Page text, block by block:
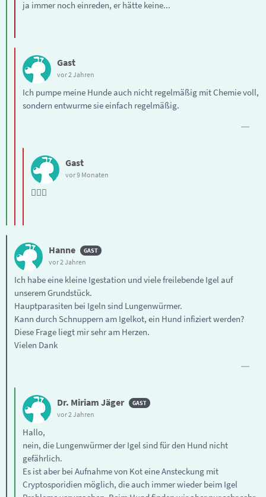
ja immer noch einreden, er hätte keine...
Gast
vor 2 Jahren
Ich pumpe meine Hunde auch nicht regelmäßig mit Chemie voll,
sondern entwurme sie einfach regelmäßig.
Gast
vor 9 Monaten
👍🏼😄
Hanne
vor 2 Jahren
Ich habe eine kleine Igestation und viele freilebende Igel auf
unserem Grundstück.
Hauptparasiten bei Igeln sind Lungenwürmer.
Kann durch Schnuppern am Igelkot, ein Hund infiziert werden?
Diese Frage liegt mir sehr am Herzen.
Vielen Dank
Dr. Miriam Jäger
vor 2 Jahren
Hallo,
nein, die Lungenwürmer der Igel sind für den Hund nicht
gefährlich.
Es ist aber bei Aufnahme von Kot eine Ansteckung mit
Cryptosporidien möglich, die auch immer wieder beim Igel